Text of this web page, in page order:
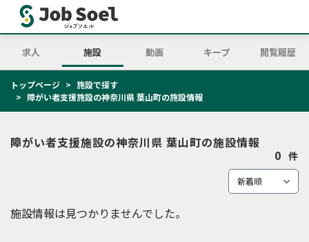
求人 施設 動画 キープ 閲覧履歴
トップページ
施設で探す
障がい者支援施設の神奈川県 葉山町の施設情報
障がい者支援施設の神奈川県 葉山町の施設情報
0 件
施設情報は見つかりませんでした。